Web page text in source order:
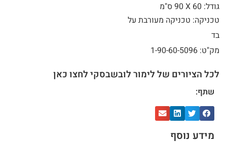
גודל: 60 X
90 ס"מ
טכניקה: טכניקה מעורבת על
בד
מק"ט: 1-90-60-5096
לכל הציורים של לימור לובשבסקי לחצו כאן
שתף:
מידע נוסף